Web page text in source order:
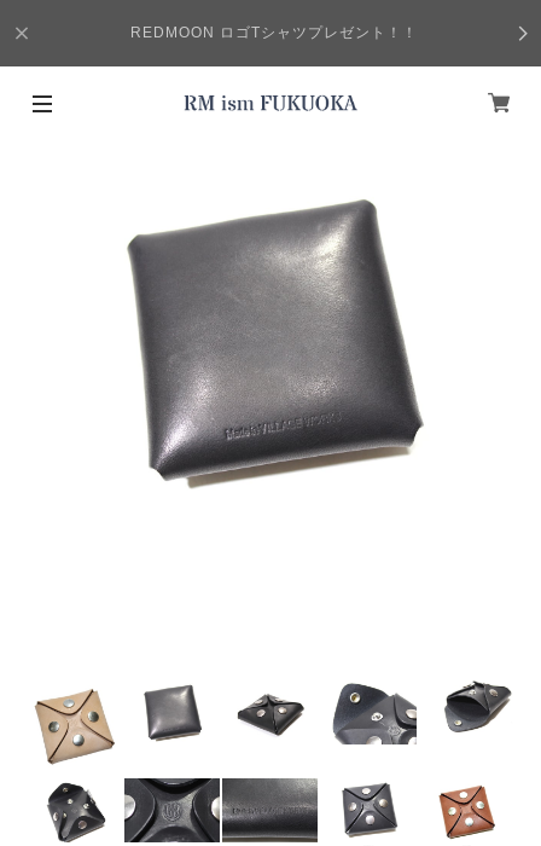
REDMOON ロゴTシャツプレゼント！！